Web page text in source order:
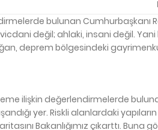
bulunan Cumhurbaşkanı
değil; ahlaki, insani değil. Yani
deprem bölgesindeki
ilişkin değerlendirmelerde
yer. Riskli alanlardaki
Bakanlığımız çıkarttı. Buna